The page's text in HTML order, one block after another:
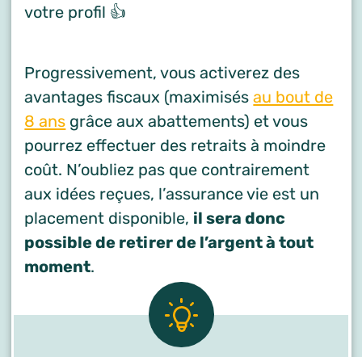
votre profil 👍
Progressivement, vous activerez des
avantages fiscaux (maximisésau bout de
8 ans grâce aux abattements) et vous
pourrez effectuer des retraits à moindre
coût. N’oubliez pas que contrairement
aux idées reçues, l’assurance vie est un
placement disponible, il sera donc
possible de retirer de l’argent à tout
moment.